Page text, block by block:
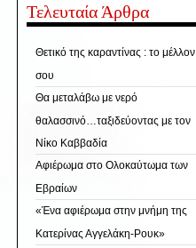
Τελευταία Άρθρα
Θετικό της καραντίνας : το μέλλον
σου
Θα μεταλάβω με νερό
θαλασσινό…ταξιδεύοντας με τον
Νίκο Καββαδία
Αφιέρωμα στο Ολοκαύτωμα των
Εβραίων
«Ένα αφιέρωμα στην μνήμη της
Κατερίνας Αγγελάκη-Ρουκ»